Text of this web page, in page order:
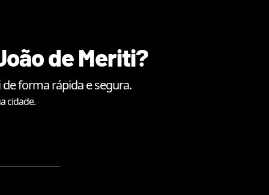
de Meriti?
de forma rápida e segura.
cidade.